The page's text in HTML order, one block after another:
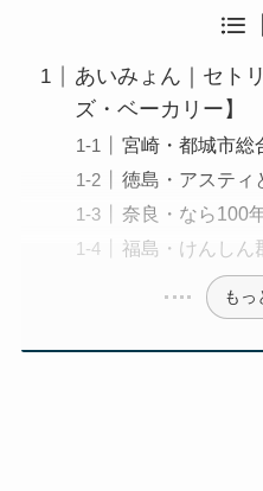
あいみょん｜セト
ズ・ベーカリー】
宮崎・都城市総
徳島・アスティ
奈良・なら100
福島・けんしん
もっ